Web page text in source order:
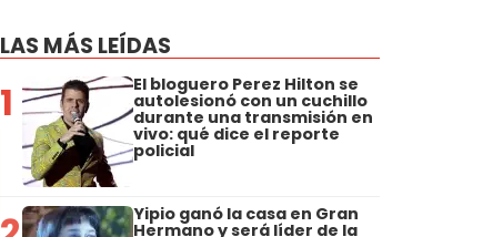
LAS MÁS LEÍDAS
1 El bloguero Perez Hilton se
autolesionó con un cuchillo
durante una transmisión en
vivo: qué dice el reporte
policial
Yipio ganó la casa en Gran
Hermano y será líder de la